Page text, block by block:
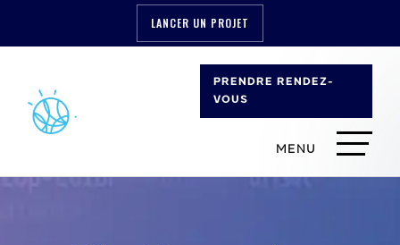
LANCER UN PROJET
PRENDRE RENDEZ-
VOUS